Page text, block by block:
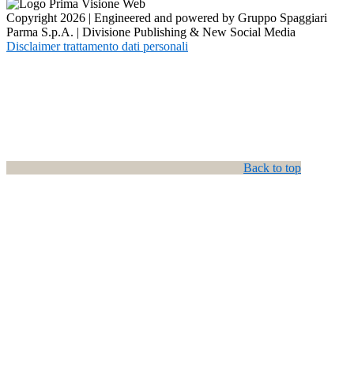
Copyright 2026 | Engineered and powered by Gruppo Spaggiari
Parma S.p.A. | Divisione Publishing & New Social Media
Disclaimer trattamento dati personali
Back to top